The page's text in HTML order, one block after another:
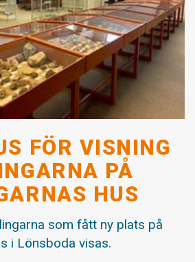
FÖR VISNING
PÅ
HUS
som fått ny plats på
i Lönsboda visas.